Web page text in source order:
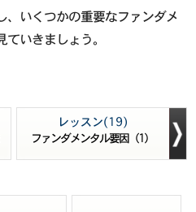
、いくつかの重要なファンダメ
いきましょう。
レッスン(19)
ファンダメンタル要因（1）